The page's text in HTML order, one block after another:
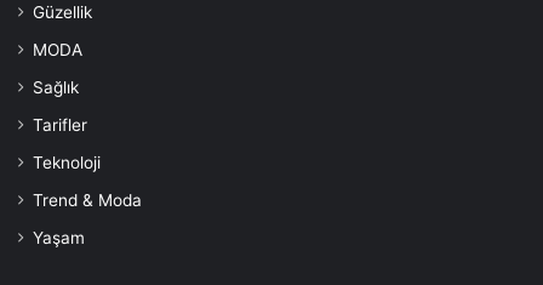
Güzellik
MODA
Sağlık
Tarifler
Teknoloji
Trend & Moda
Yaşam